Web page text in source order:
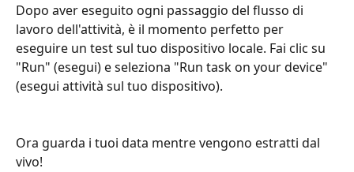
Dopo aver eseguito ogni passaggio del flusso di
lavoro dell'attività, è il momento perfetto per
eseguire un test sul tuo dispositivo locale. Fai clic su
"Run" (esegui) e seleziona "Run task on your device"
(esegui attività sul tuo dispositivo).
Ora guarda i tuoi data mentre vengono estratti dal
vivo!